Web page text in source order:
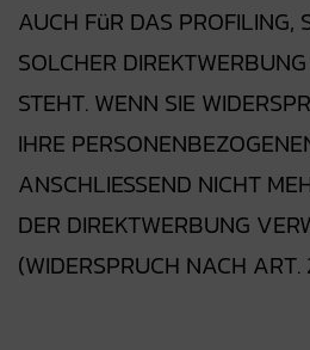
AUCH FüR DAS PROFILING,
SOLCHER
STEHT. WENN SIE
IHRE
ANSCHLIESSEND NICHT
DER DIREKTWERBUNG
(WIDERSPRUCH NACH ART.